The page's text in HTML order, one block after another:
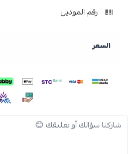
رقم الموديل
السعر